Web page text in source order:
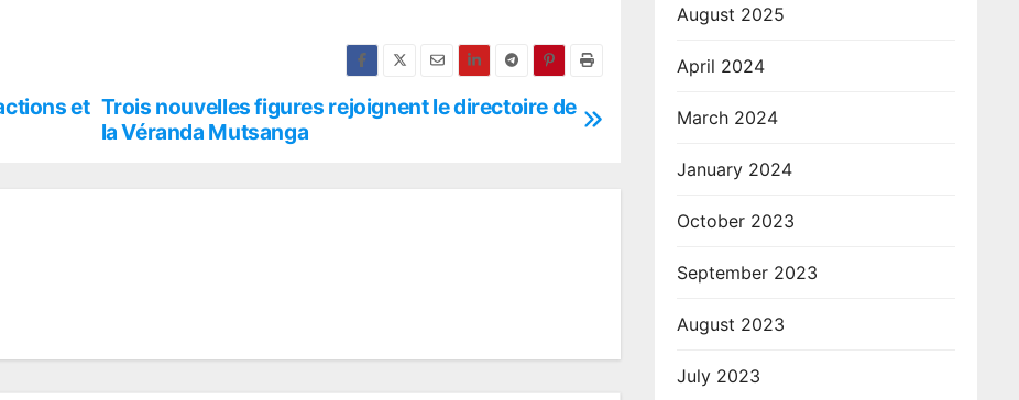
Trois nouvelles figures rejoignent le directoire de
la Véranda Mutsanga
et
August 2025
April 2024
March 2024
January 2024
October 2023
September 2023
August 2023
July 2023